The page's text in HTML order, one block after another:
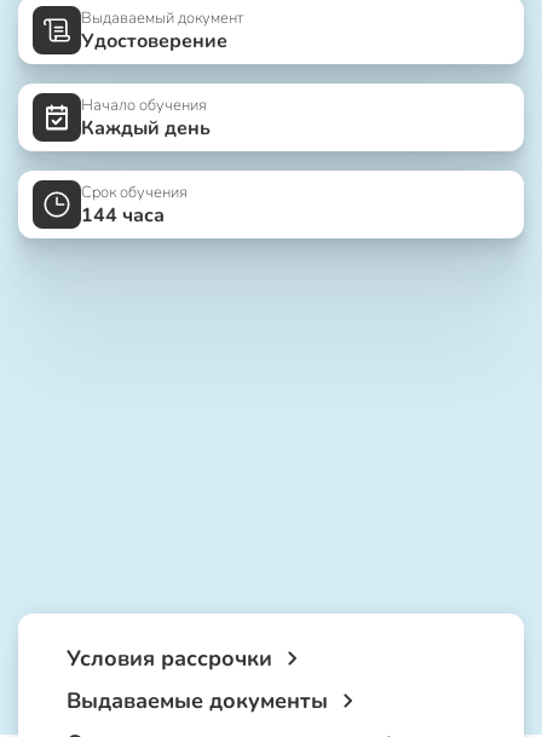
Выдаваемый документ
Удостоверение
Начало обучения
Каждый день
Срок обучения
144 часа
Условия рассрочки
Выдаваемые документы